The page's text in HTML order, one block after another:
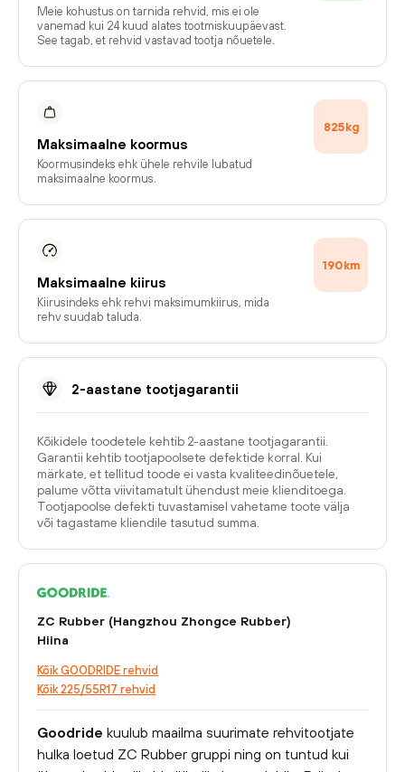
Meie kohustus on tarnida rehvid, mis ei ole
vanemad kui 24 kuud alates tootmiskuupäevast.
See tagab, et rehvid vastavad tootja nõuetele.
Maksimaalne koormus
Koormusindeks ehk ühele rehvile lubatud
maksimaalne koormus.
825kg
Maksimaalne kiirus
Kiirusindeks ehk rehvi maksimumkiirus, mida
rehv suudab taluda.
190km
2-aastane tootjagarantii
Kõikidele toodetele kehtib 2-aastane tootjagarantii.
Garantii kehtib tootjapoolsete defektide korral. Kui
märkate, et tellitud toode ei vasta kvaliteedinõuetele,
palume võtta viivitamatult ühendust meie klienditoega.
Tootjapoolse defekti tuvastamisel vahetame toote välja
või tagastame kliendile tasutud summa.
ZC Rubber (Hangzhou Zhongce Rubber)
Hiina
Kõik GOODRIDE rehvid
Kõik 225/55R17 rehvid
Goodride kuulub maailma suurimate rehvitootjate
hulka loetud ZC Rubber gruppi ning on tuntud kui